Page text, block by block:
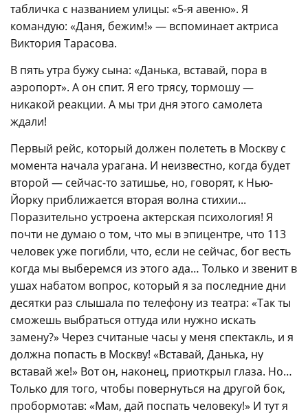
табличка с названием улицы: «5-я авеню». Я
командую: «Даня, бежим!» — вспоминает актриса
Виктория Тарасова.
В пять утра бужу сына: «Данька, вставай, пора в
аэропорт». А он спит. Я его трясу, тормошу —
никакой реакции. А мы три дня этого самолета
ждали!
Первый рейс, который должен полететь в Москву с
момента начала урагана. И неизвестно, когда будет
второй — сейчас-то затишье, но, говорят, к Нью-
Йорку приближается вторая волна стихии...
Поразительно устроена актерская психология! Я
почти не думаю о том, что мы в эпицентре, что 113
человек уже погибли, что, если не сейчас, бог весть
когда мы выберемся из этого ада… Только и звенит в
ушах набатом вопрос, который я за последние дни
десятки раз слышала по телефону из театра: «Так ты
сможешь выбраться оттуда или нужно искать
замену?» Через считаные часы у меня спектакль, и я
должна попасть в Москву! «Вставай, Данька, ну
вставай же!» Вот он, наконец, приоткрыл глаза. Но…
Только для того, чтобы повернуться на другой бок,
пробормотав: «Мам, дай поспать человеку!» И тут я